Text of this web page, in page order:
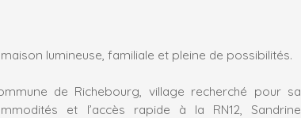
maison lumineuse, familiale et pleine de possibilités.
de Richebourg, village recherché pour sa
et l’accès rapide à la RN12, Sandrine